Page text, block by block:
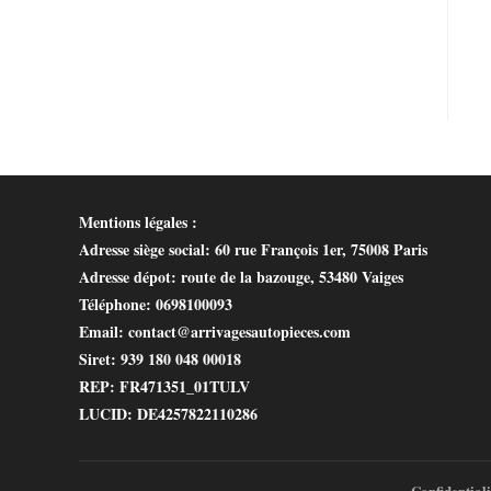
Mentions légales :
Adresse siège social: 60 rue François 1er, 75008 Paris
Adresse dépot: route de la bazouge, 53480 Vaiges
Téléphone: 0698100093
Email: contact@arrivagesautopieces.com
Siret: 939 180 048 00018
REP: FR471351_01TULV
LUCID: DE4257822110286